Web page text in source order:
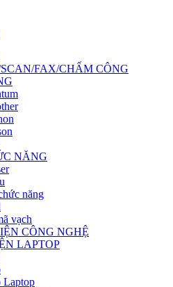
FAX/CHẤM CÔNG
NĂNG
năng
vạch
CÔNG NGHỆ
LAPTOP
Laptop